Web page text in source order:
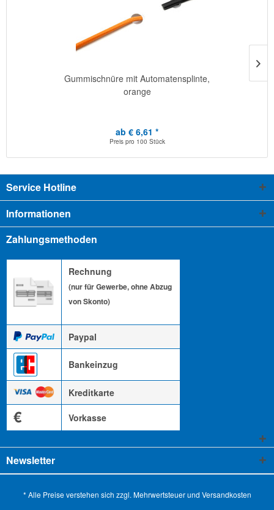
Gummischnüre mit Automatensplinte,
orange
ab € 6,61 *
Preis pro 100 Stück
Service Hotline
Informationen
Zahlungsmethoden
Rechnung
(nur für Gewerbe, ohne Abzug
von Skonto)
Paypal
Bankeinzug
Kreditkarte
€ Vorkasse
Newsletter
* Alle Preise verstehen sich zzgl. Mehrwertsteuer und Versandkosten